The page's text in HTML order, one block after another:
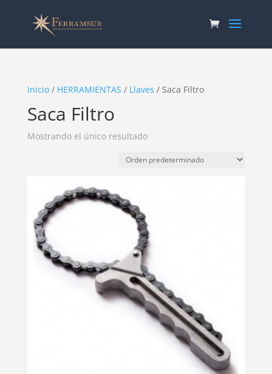
Inicio/ HERRAMIENTAS / Llaves / Saca Filtro
Saca Filtro
Mostrando el único resultado